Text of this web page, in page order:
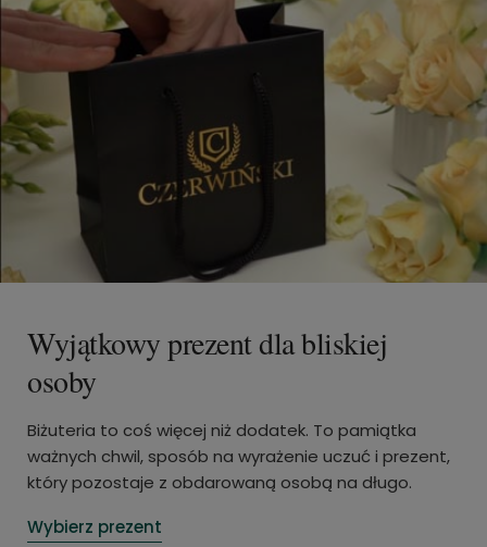
Wyjątkowy prezent dla bliskiej
osoby
Biżuteria to coś więcej niż dodatek. To pamiątka
ważnych chwil, sposób na wyrażenie uczuć i prezent,
który pozostaje z obdarowaną osobą na długo.
Wybierz prezent